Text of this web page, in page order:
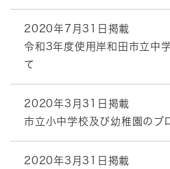
2020年7月31日掲載
令和3年度使用岸和田市立中
て
2020年3月31日掲載
市立小中学校及び幼稚園のブ
2020年3月31日掲載